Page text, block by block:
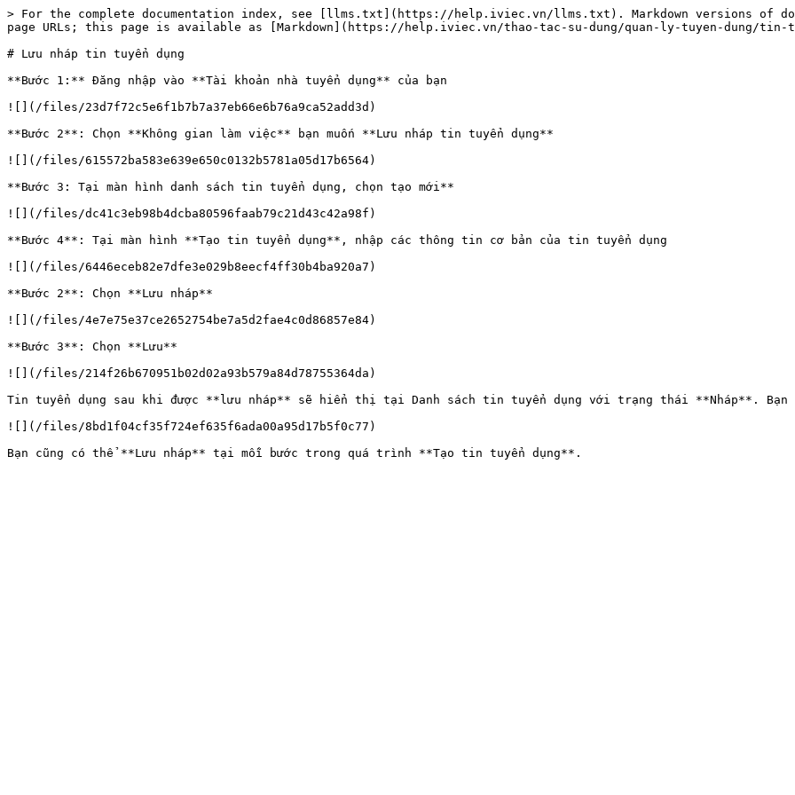
> For the complete documentation index, see [llms.txt](https://help.iviec.vn/llms.txt). Markdown versions of
page URLs; this page is available as [Markdown](https://help.iviec.vn/thao-tac-su-dung/quan-ly-tuyen-dung/tin-
# Lưu nháp tin tuyển dụng
**Bước 1:** Đăng nhập vào **Tài khoản nhà tuyển dụng** của bạn
![](/files/23d7f72c5e6f1b7b7a37eb66e6b76a9ca52add3d)
**Bước 2**: Chọn **Không gian làm việc** bạn muốn **Lưu nháp tin tuyển dụng**
![](/files/615572ba583e639e650c0132b5781a05d17b6564)
**Bước 3: Tại màn hình danh sách tin tuyển dụng, chọn tạo mới**
![](/files/dc41c3eb98b4dcba80596faab79c21d43c42a98f)
**Bước 4**: Tại màn hình **Tạo tin tuyển dụng**, nhập các thông tin cơ bản của tin tuyển dụng
![](/files/6446eceb82e7dfe3e029b8eecf4ff30b4ba920a7)
**Bước 2**: Chọn **Lưu nháp**
![](/files/4e7e75e37ce2652754be7a5d2fae4c0d86857e84)
**Bước 3**: Chọn **Lưu**
![](/files/214f26b670951b02d02a93b579a84d78755364da)
Tin tuyển dụng sau khi được **lưu nháp** sẽ hiển thị tại Danh sách tin tuyển dụng với trạng thái **Nháp**.
![](/files/8bd1f04cf35f724ef635f6ada00a95d17b5f0c77)